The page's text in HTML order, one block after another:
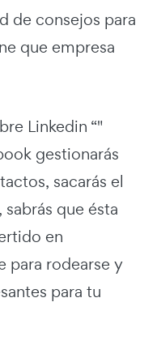
de consejos para
que empresa
Linkedin “"
gestionarás
sacarás el
que ésta
en
para rodearse y
para tu